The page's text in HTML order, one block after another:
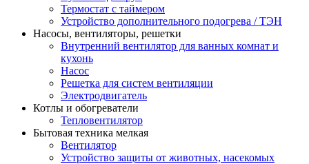
Термостат с таймером
Устройство дополнительного подогрева / ТЭН
Насосы, вентиляторы, решетки
Внутренний вентилятор для ванных комнат и
кухонь
Насос
Решетка для систем вентиляции
Электродвигатель
Котлы и обогреватели
Тепловентилятор
Бытовая техника мелкая
Вентилятор
Устройство защиты от животных, насекомых